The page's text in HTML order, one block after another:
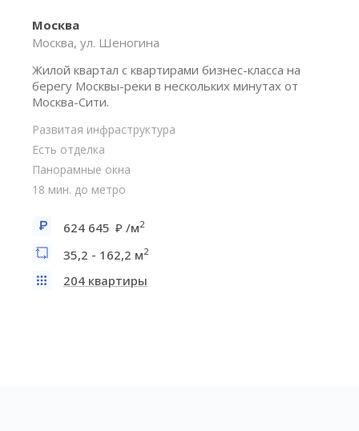
Москва
Москва, ул. Шеногина
Жилой квартал с квартирами бизнес-класса на
берегу Москвы-реки в нескольких минутах от
Москва-Сити.
Развитая инфраструктура
Есть отделка
Панорамные окна
18 мин. до метро
624 645 /м2
35,2 - 162,2 м2
204 квартиры